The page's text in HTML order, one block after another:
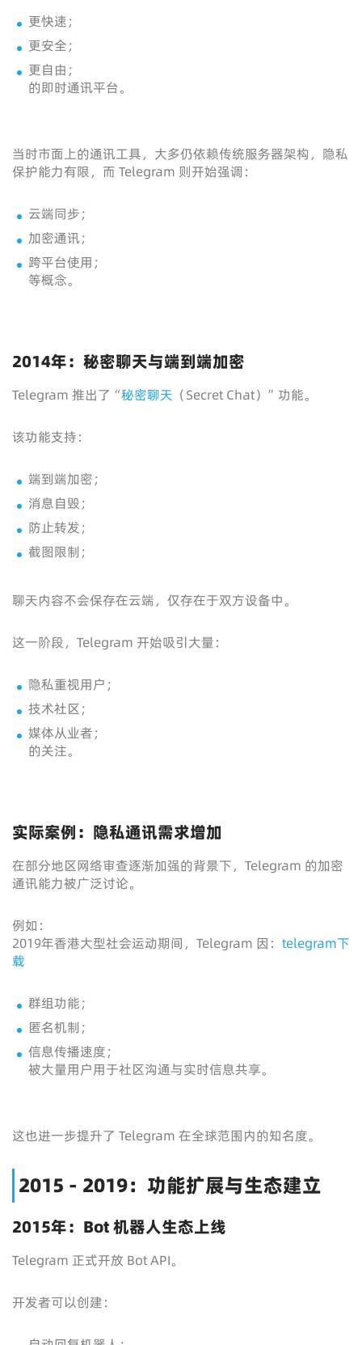
更快速；
更安全；
更自由；
的即时通讯平台。
当时市面上的通讯工具，大多仍依赖传统服务器架构，隐私
保护能力有限，而 Telegram 则开始强调：
云端同步；
加密通讯；
跨平台使用；
等概念。
2014年：秘密聊天与端到端加密
Telegram 推出了“秘密聊天 （Secret Chat）”功能。
该功能支持：
端到端加密；
消息自毁；
防止转发；
截图限制；
聊天内容不会保存在云端，仅存在于双方设备中。
这一阶段，Telegram 开始吸引大量：
隐私重视用户；
技术社区；
媒体从业者；
的关注。
实际案例：隐私通讯需求增加
在部分地区网络审查逐渐加强的背景下，Telegram 的加密
通讯能力被广泛讨论。
例如：
2019年香港大型社会运动期间，Telegram 因： telegram下
载
群组功能；
匿名机制；
信息传播速度；
被大量用户用于社区沟通与实时信息共享。
这也进一步提升了 Telegram 在全球范围内的知名度。
2015 - 2019：功能扩展与生态建立
2015年：Bot 机器人生态上线
Telegram 正式开放 Bot API。
开发者可以创建：